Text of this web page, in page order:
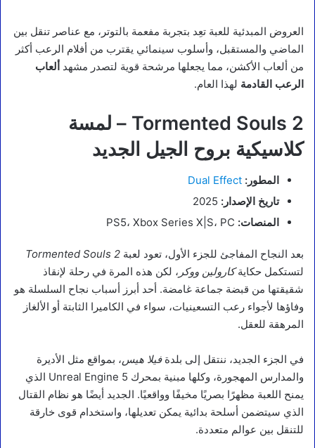
العروض المبدئية للعبة تعِد بتجربة مفعمة بالتوتر، مع عناصر تنقل بين
الماضي والمستقبل، وأسلوب سينمائي يقترب من أفلام الرعب أكثر
من ألعاب الأكشن، مما يجعلها مرشحة قوية لتصدر مشهد ألعاب
الرعب القادمة لهذا العام.
Tormented Souls 2 – لمسة
كلاسيكية بروح الجيل الجديد
المطور: Dual Effect
تاريخ الإصدار:
المنصات:
بعد النجاح المفاجئ للجزء الأول، تعود لعبة Tormented Souls 2
لتستكمل حكايةكارولين ووكر ، لكن هذه المرة في رحلة لإنقاذ
شقيقتها من قبضة جماعة غامضة. أحد أبرز أسباب نجاح السلسلة هو
وفاؤها لأجواء رعب التسعينيات، سواء في الكاميرا الثابتة أو الألغاز
المرهقة للعقل.
في الجزء الجديد، ننتقل إلى بلدةفيلا هيس، بمواقع مثل الأديرة
والمدارس المهجورة، وكلها مبنية بمحرك Unreal Engine 5 الذي
يمنح اللعبة مظهرًا بصريًا مخيفًا وواقعيًا. الجديد أيضًا هو نظام القتال
الذي سيتضمن أسلحة بدائية يمكن تعديلها، واستخدام قوى خارقة
للتنقل بين عوالم متعددة.